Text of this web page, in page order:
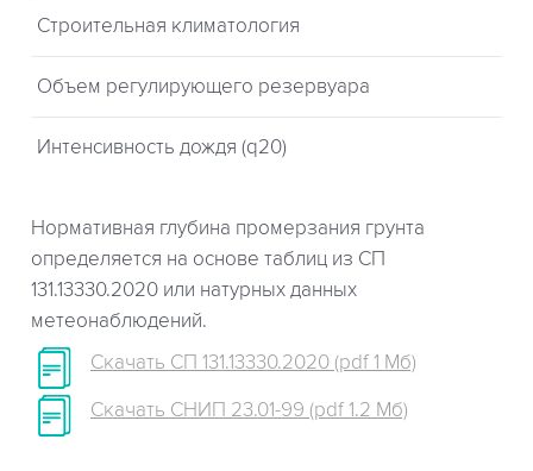
Строительная климатология
Объем регулирующего резервуара
Интенсивность дождя (q20)
Нормативная глубина промерзания грунта
определяется на основе таблиц из СП
131.13330.2020 или натурных данных
метеонаблюдений.
Скачать СП 131.13330.2020 (pdf 1 Мб)
Скачать СНИП 23.01-99 (pdf 1.2 Мб)